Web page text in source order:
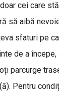
doar cei care
să aibă
sfaturi pe
de a
parcurge
Pentru